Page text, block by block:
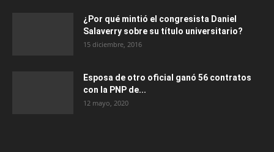
¿Por qué mintió el congresista Daniel
Salaverry sobre su título universitario?
15 diciembre, 2016
Esposa de otro oficial ganó 56 contratos
con la PNP de...
12 mayo, 2020